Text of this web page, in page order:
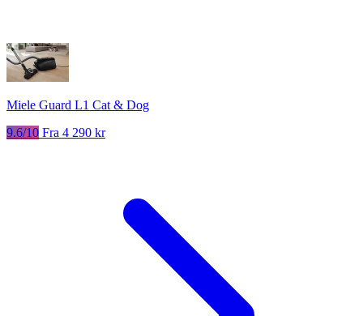
Miele Guard L1 Cat & Dog
9.6/10 Fra 4 290 kr